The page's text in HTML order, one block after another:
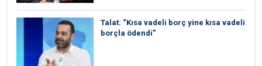
Talat: “Kısa vadeli borç yine kısa vadeli
borçla ödendi”